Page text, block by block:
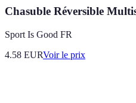
Chasuble Réversible
Sport Is Good FR
4.58 EURVoir le prix